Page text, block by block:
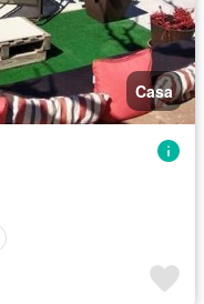
Casa